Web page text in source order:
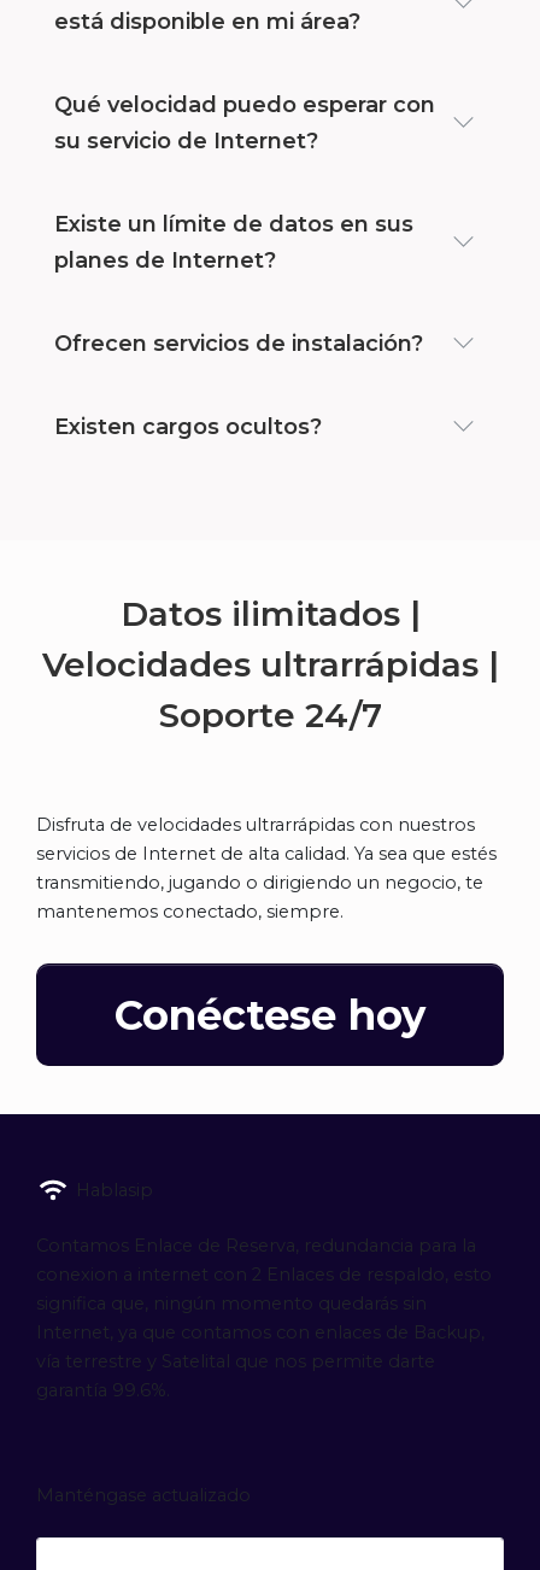
está disponible en mi área?
Qué velocidad puedo esperar con
su servicio de Internet?
Existe un límite de datos en sus
planes de Internet?
Ofrecen servicios de instalación?
Existen cargos ocultos?
Datos ilimitados |
Velocidades ultrarrápidas |
Soporte 24/7
Disfruta de velocidades ultrarrápidas con nuestros
servicios de Internet de alta calidad. Ya sea que estés
transmitiendo, jugando o dirigiendo un negocio, te
mantenemos conectado, siempre.
Conéctese hoy
Hablasip
Contamos Enlace de Reserva, redundancia para la
conexion a internet con 2 Enlaces de respaldo, esto
significa que, ningún momento quedarás sin
Internet, ya que contamos con enlaces de Backup,
vía terrestre y Satelital que nos permite darte
garantía 99.6%.
Manténgase actualizado